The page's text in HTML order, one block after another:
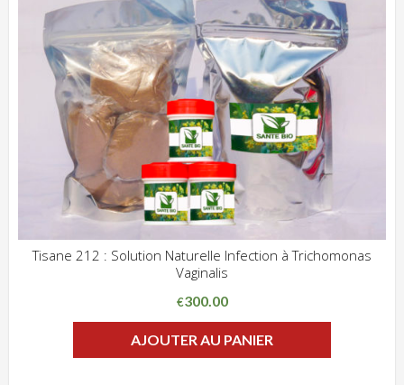
Tisane 212 : Solution Naturelle Infection à Trichomonas
Vaginalis
€300.00
AJOUTER AU PANIER